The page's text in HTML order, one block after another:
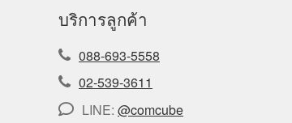
บริการลูกค้า
088-693-5558
02-539-3611
LINE: @comcube